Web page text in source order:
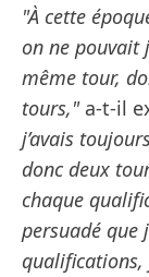
"À cette
on ne pouvait
même tour,
tours,"a-t-il
j’avais
donc deux
chaque
persuadé que
qualifications,